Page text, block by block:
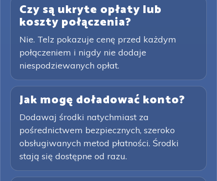
Czy są ukryte opłaty lub
koszty połączenia?
Nie. Telz pokazuje cenę przed każdym
połączeniem i nigdy nie dodaje
niespodziewanych opłat.
Jak mogę doładować konto?
Dodawaj środki natychmiast za
pośrednictwem bezpiecznych, szeroko
obsługiwanych metod płatności. Środki
stają się dostępne od razu.